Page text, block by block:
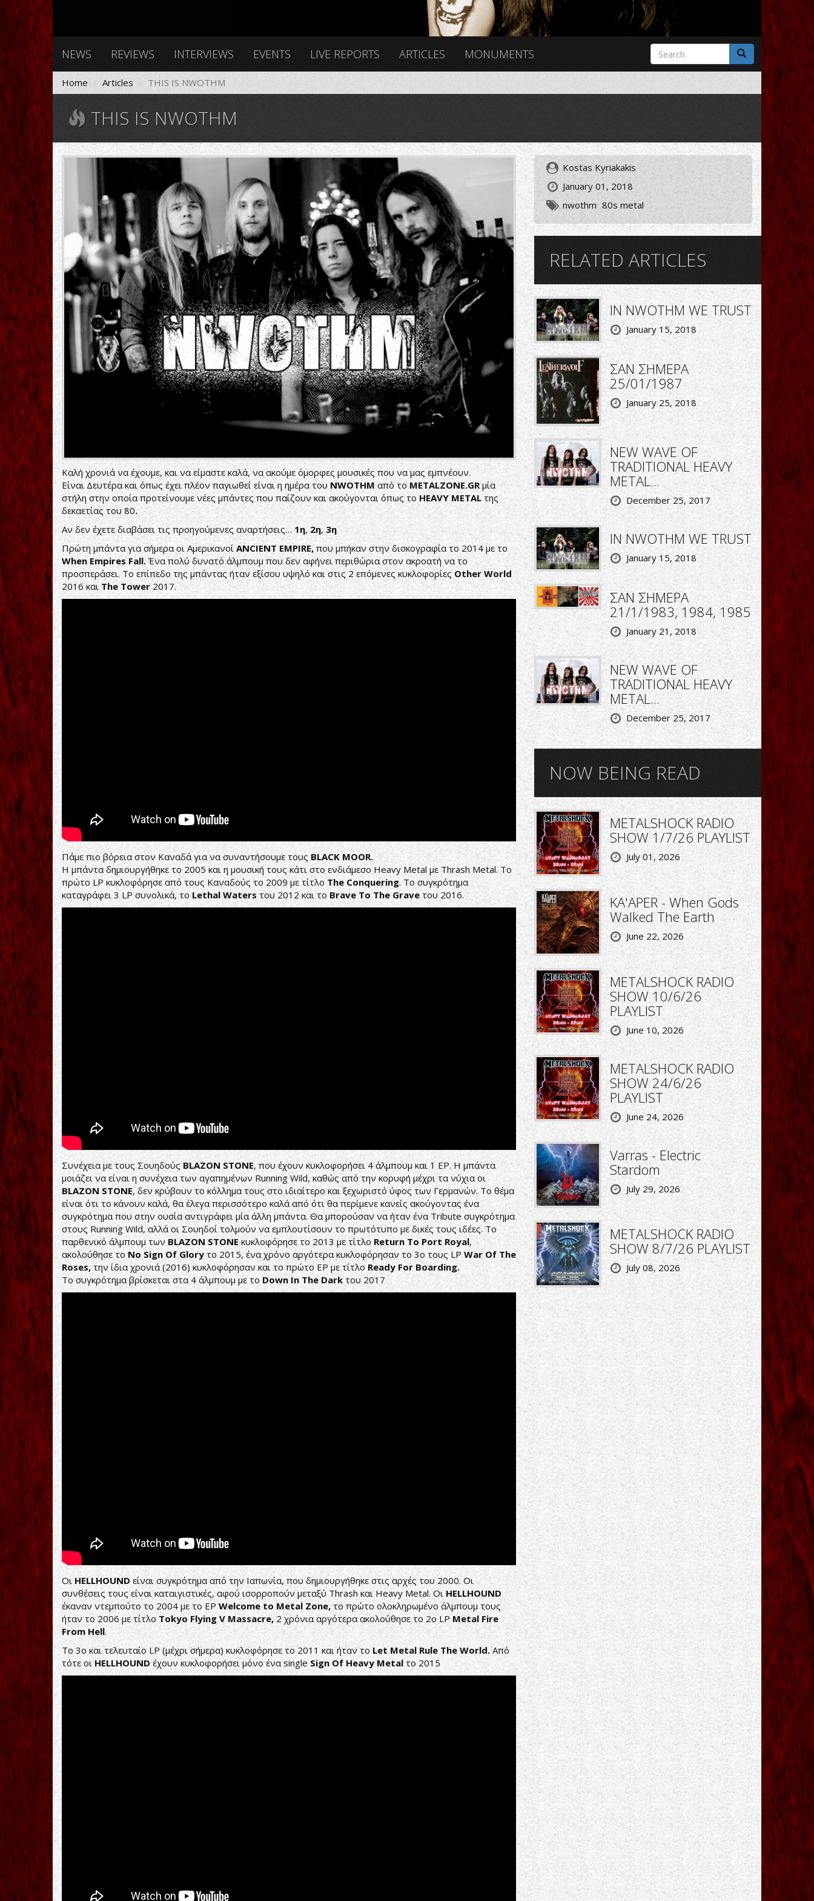
NEWS REVIEWS INTERVIEWS EVENTS LIVE REPORTS ARTICLES MONUMENTS
Search
form
Search
Home Articles THIS IS NWOTHM
THIS IS NWOTHM
3540361055_photo.png
Καλή χρονιά να έχουμε, και να είμαστε καλά, να ακούμε όμορφες μουσικές που να μας εμπνέουν.
Είναι Δευτέρα και όπως έχει πλέον παγιωθεί είναι η ημέρα του NWOTHM από τοMETALZONE.GRμία
στήλη στην οποία προτείνουμε νέες μπάντες που παίζουν και ακούγονται όπως το HEAVY METALτης
δεκαετίας του 80.
Αν δεν έχετε διαβάσει τις προηγούμενες αναρτήσεις… 1η,2η, 3η
Πρώτη μπάντα για σήμερα οι ΑμερικανοίANCIENT EMPIRE, που μπήκαν στην δισκογραφία το 2014 με το
When Empires Fall. Ένα πολύ δυνατό άλμπουμ που δεν αφήνει περιθώρια στον ακροατή να το
προσπεράσει. Το επίπεδο της μπάντας ήταν εξίσου υψηλό και στις 2 επόμενες κυκλοφορίεςOther World
2016 και The Tower2017.
Πάμε πιο βόρεια στον Καναδά για να συναντήσουμε τουςBLACK MOOR.
Η μπάντα δημιουργήθηκε το 2005 και η μουσική τους κάτι στο ενδιάμεσο Heavy Metal με Thrash Metal. Το
πρώτο LP κυκλοφόρησε από τους Καναδούς το 2009 με τίτλοThe Conquering. To συγκρότημα
καταγράφει 3 LP συνολικά, τοLethal Waters του 2012 και τοBrave To The Graveτου 2016.
Συνέχεια με τους Σουηδούς BLAZON STONE, που έχουν κυκλοφορήσει 4 άλμπουμ και 1 EP. Η μπάντα
μοιάζει να είναι η συνέχεια των αγαπημένων Running Wild, καθώς από την κορυφή μέχρι τα νύχια οι
BLAZON STONE, δεν κρύβουν το κόλλημα τους στο ιδιαίτερο και ξεχωριστό ύφος των Γερμανών. Το θέμα
είναι ότι το κάνουν καλά, θα έλεγα περισσότερο καλά από ότι θα περίμενε κανείς ακούγοντας ένα
συγκρότημα που στην ουσία αντιγράφει μία άλλη μπάντα. Θα μπορούσαν να ήταν ένα Tribute συγκρότημα
στους Running Wild, αλλά οι Σουηδοί τολμούν να εμπλουτίσουν το πρωτότυπο με δικές τους ιδέες. Το
παρθενικό άλμπουμ τωνBLAZON STONE κυκλοφόρησε το 2013 με τίτλο Return To Port Royal,
ακολούθησε το No Sign Of Gloryτο 2015, ένα χρόνο αργότερα κυκλοφόρησαν το 3o τους LPWar Of The
Roses,την ίδια χρονιά (2016) κυκλοφόρησαν και το πρώτο EP με τίτλο Ready For Boarding.
Το συγκρότημα βρίσκεται στα 4 άλμπουμ με τοDown In The Darkτου 2017
Οι HELLHOUND είναι συγκρότημα από την Ιαπωνία, που δημιουργήθηκε στις αρχές του 2000. Οι
συνθέσεις τους είναι καταιγιστικές, αφού ισορροπούν μεταξύ Thrash και Heavy Metal. ΟιHELLHOUND
έκαναν ντεμπούτο το 2004 με το EPWelcome to Metal Zone,το πρώτο ολοκληρωμένο άλμπουμ τους
ήταν το 2006 με τίτλο Tokyo Flying V Massacre,2 χρόνια αργότερα ακολούθησε το 2o LP Metal Fire
From Hell.
Το 3o και τελευταίο LP (μέχρι σήμερα) κυκλοφόρησε το 2011 και ήταν τοLet Metal Rule The World.Από
τότε οι HELLHOUND έχουν κυκλοφορήσει μόνο ένα singleSign Of Heavy Metal το 2015
Kostas Kyriakakis
January 01, 2018
nwothm 80s metal
RELATED ARTICLES
IN NWOTHM WE TRUST
January 15, 2018
ΣΑΝ ΣΗΜΕΡΑ
25/01/1987
January 25, 2018
NEW WAVE OF
TRADITIONAL HEAVY
METAL...
December 25, 2017
IN NWOTHM WE TRUST
January 15, 2018
ΣΑΝ ΣΗΜΕΡΑ
21/1/1983, 1984, 1985
January 21, 2018
NEW WAVE OF
TRADITIONAL HEAVY
METAL...
December 25, 2017
NOW BEING READ
METALSHOCK RADIO
SHOW 1/7/26 PLAYLIST
July 01, 2026
KA'APER - When Gods
Walked The Earth
June 22, 2026
METALSHOCK RADIO
SHOW 10/6/26
PLAYLIST
June 10, 2026
METALSHOCK RADIO
SHOW 24/6/26
PLAYLIST
June 24, 2026
Varras - Electric
Stardom
July 29, 2026
METALSHOCK RADIO
SHOW 8/7/26 PLAYLIST
July 08, 2026